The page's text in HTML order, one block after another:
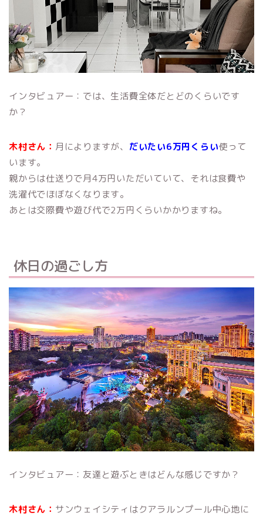
インタビュアー：では、生活費全体だとどのくらいです
か？
木村さん： 月によりますが、 だいたい6万円くらい使って
います。
親からは仕送りで月4万円いただいていて、それは食費や
洗濯代でほぼなくなります。
あとは交際費や遊び代で2万円くらいかかりますね。
休日の過ごし方
インタビュアー：友達と遊ぶときはどんな感じですか？
木村さん： サンウェイシティはクアラルンプール中心地に